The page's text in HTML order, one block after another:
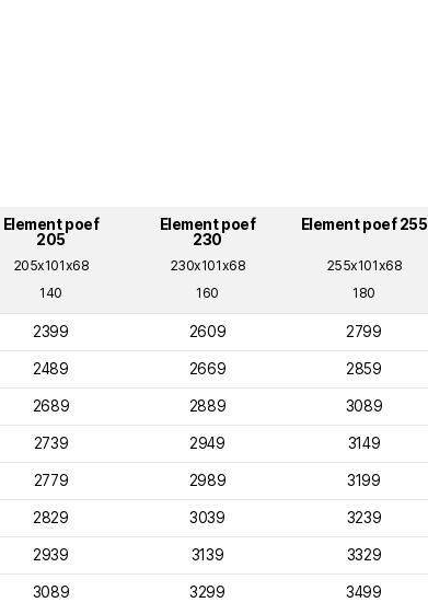
Element poef
205
Element poef
230
Element poef 255
205x101x68 230x101x68 255x101x68
140 160 180
2399 2609 2799
2489 2669 2859
2689 2889 3089
2739 2949 3149
2779 2989 3199
2829 3039 3239
2939 3139 3329
3089 3299 3499